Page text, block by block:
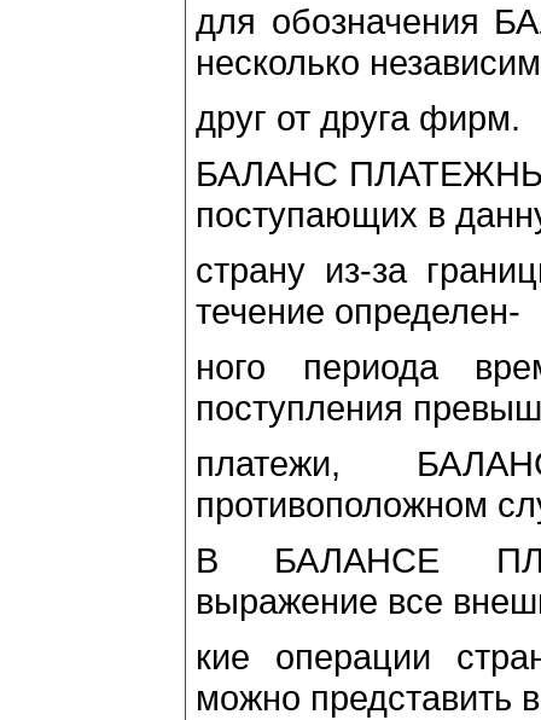
для обозначения
несколько
друг от друга фирм.
БАЛАНС
поступающих в
страну из-за
течение определен-
ного периода
поступления
платежи,
противоположном
В БАЛАНСЕ
выражение все
кие операции
можно представить